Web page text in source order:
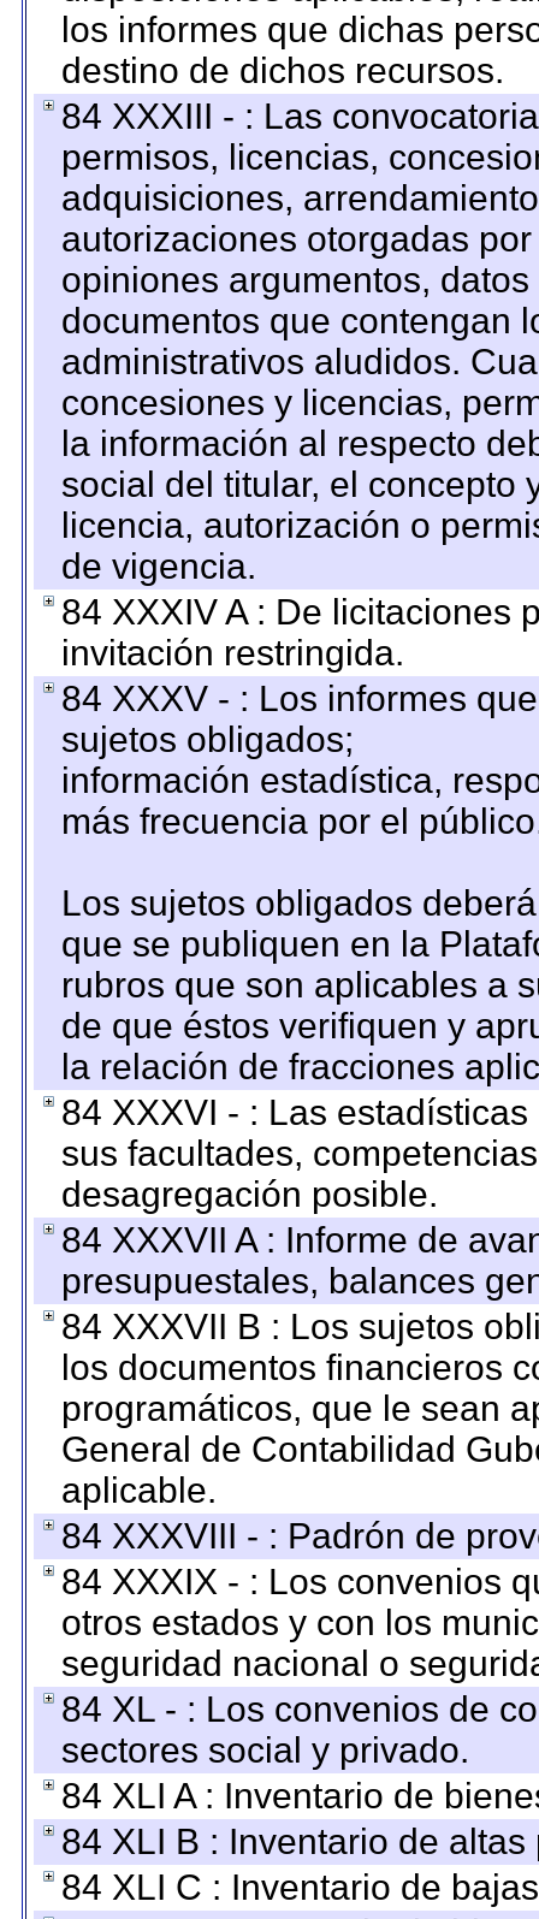
los informes que dichas
destino de dichos recursos.
84 XXXIII - : Las
permisos, licencias,
adquisiciones,
autorizaciones otorgadas
opiniones argumentos,
documentos que contengan
administrativos aludidos.
concesiones y licencias,
la información al respecto
social del titular, el concepto
licencia, autorización o
de vigencia.
84 XXXIV A : De licitaciones
invitación restringida.
84 XXXV - : Los informes
sujetos obligados;
información estadística,
más frecuencia por el
Los sujetos obligados
que se publiquen en la
rubros que son aplicables a
de que éstos verifiquen y
la relación de fracciones
84 XXXVI - : Las
sus facultades,
desagregación posible.
84 XXXVII A : Informe de
presupuestales, balances
84 XXXVII B : Los sujetos
los documentos financieros
programáticos, que le sean
General de Contabilidad
aplicable.
84 XXXVIII - : Padrón de
84 XXXIX - : Los convenios
otros estados y con los
seguridad nacional o
84 XL - : Los convenios de
sectores social y privado.
84 XLI A : Inventario de
84 XLI B : Inventario de
84 XLI C : Inventario de